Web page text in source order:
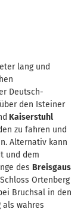
lang und
Deutsch-
den Isteiner
Kaiserstuhl
zu fahren und
Alternativ kann
und dem
des Breisgaus
Ortenberg
Bruchsal in den
als wahres